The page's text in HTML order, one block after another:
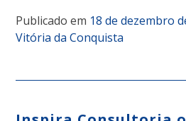
Publicado em 18 de dezembro
Vitória da Conquista